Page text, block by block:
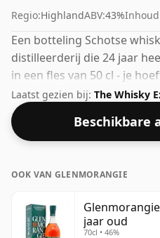
Regio:HighlandABV:43%
Een botteling Schotse
distilleerderij die 24 jaar
in een fles van 50 cl - je
hoeveelheden te schenken
Laatst gezien bij: The Whisky
Beschikbare
OOK VAN GLENMORANGIE
jaar oud
70cl • 46%